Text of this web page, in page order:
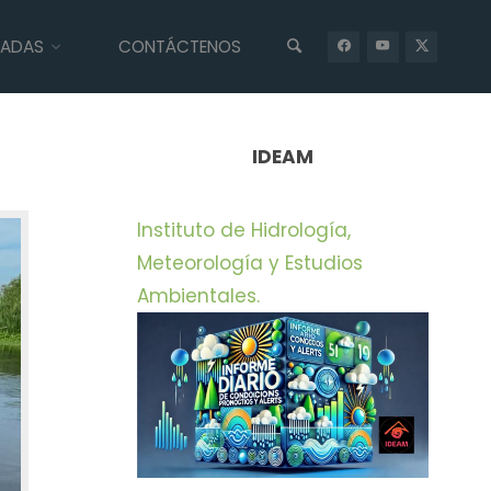
CONTÁCTENOS
HACIENDO MONITOREO PERMANENTE AL CAIMÁN AGUJA
IDEAM
Instituto de Hidrología,
Meteorología y Estudios
Ambientales.